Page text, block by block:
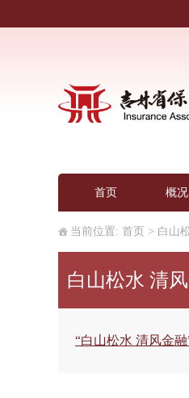
首页 概况
当前位置: 首页 > 白山
白山松水 清
“白山松水 清风金